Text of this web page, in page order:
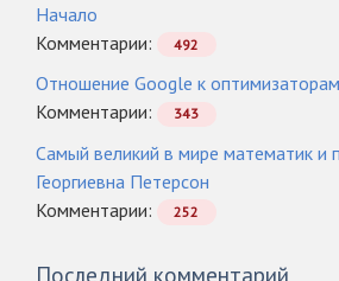
Начало
Комментарии:
492
Отношение Google к
Комментарии:
343
Самый великий в мире математик и
Георгиевна Петерсон
Комментарии:
252
Последний комментарий